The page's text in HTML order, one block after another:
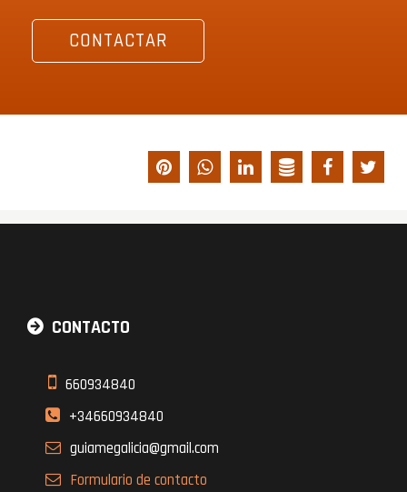
CONTACTAR
CONTACTO
660934840
+34660934840
guiamegalicia@gmail.com
Formulario de contacto